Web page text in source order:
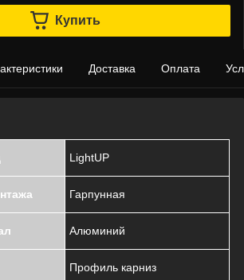
Купить
Доставка Оплата
LightUP
Гарпунная
Алюминий
Профиль карниз